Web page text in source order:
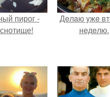
пирог -
Дeлaю yжe
нeдeлю.